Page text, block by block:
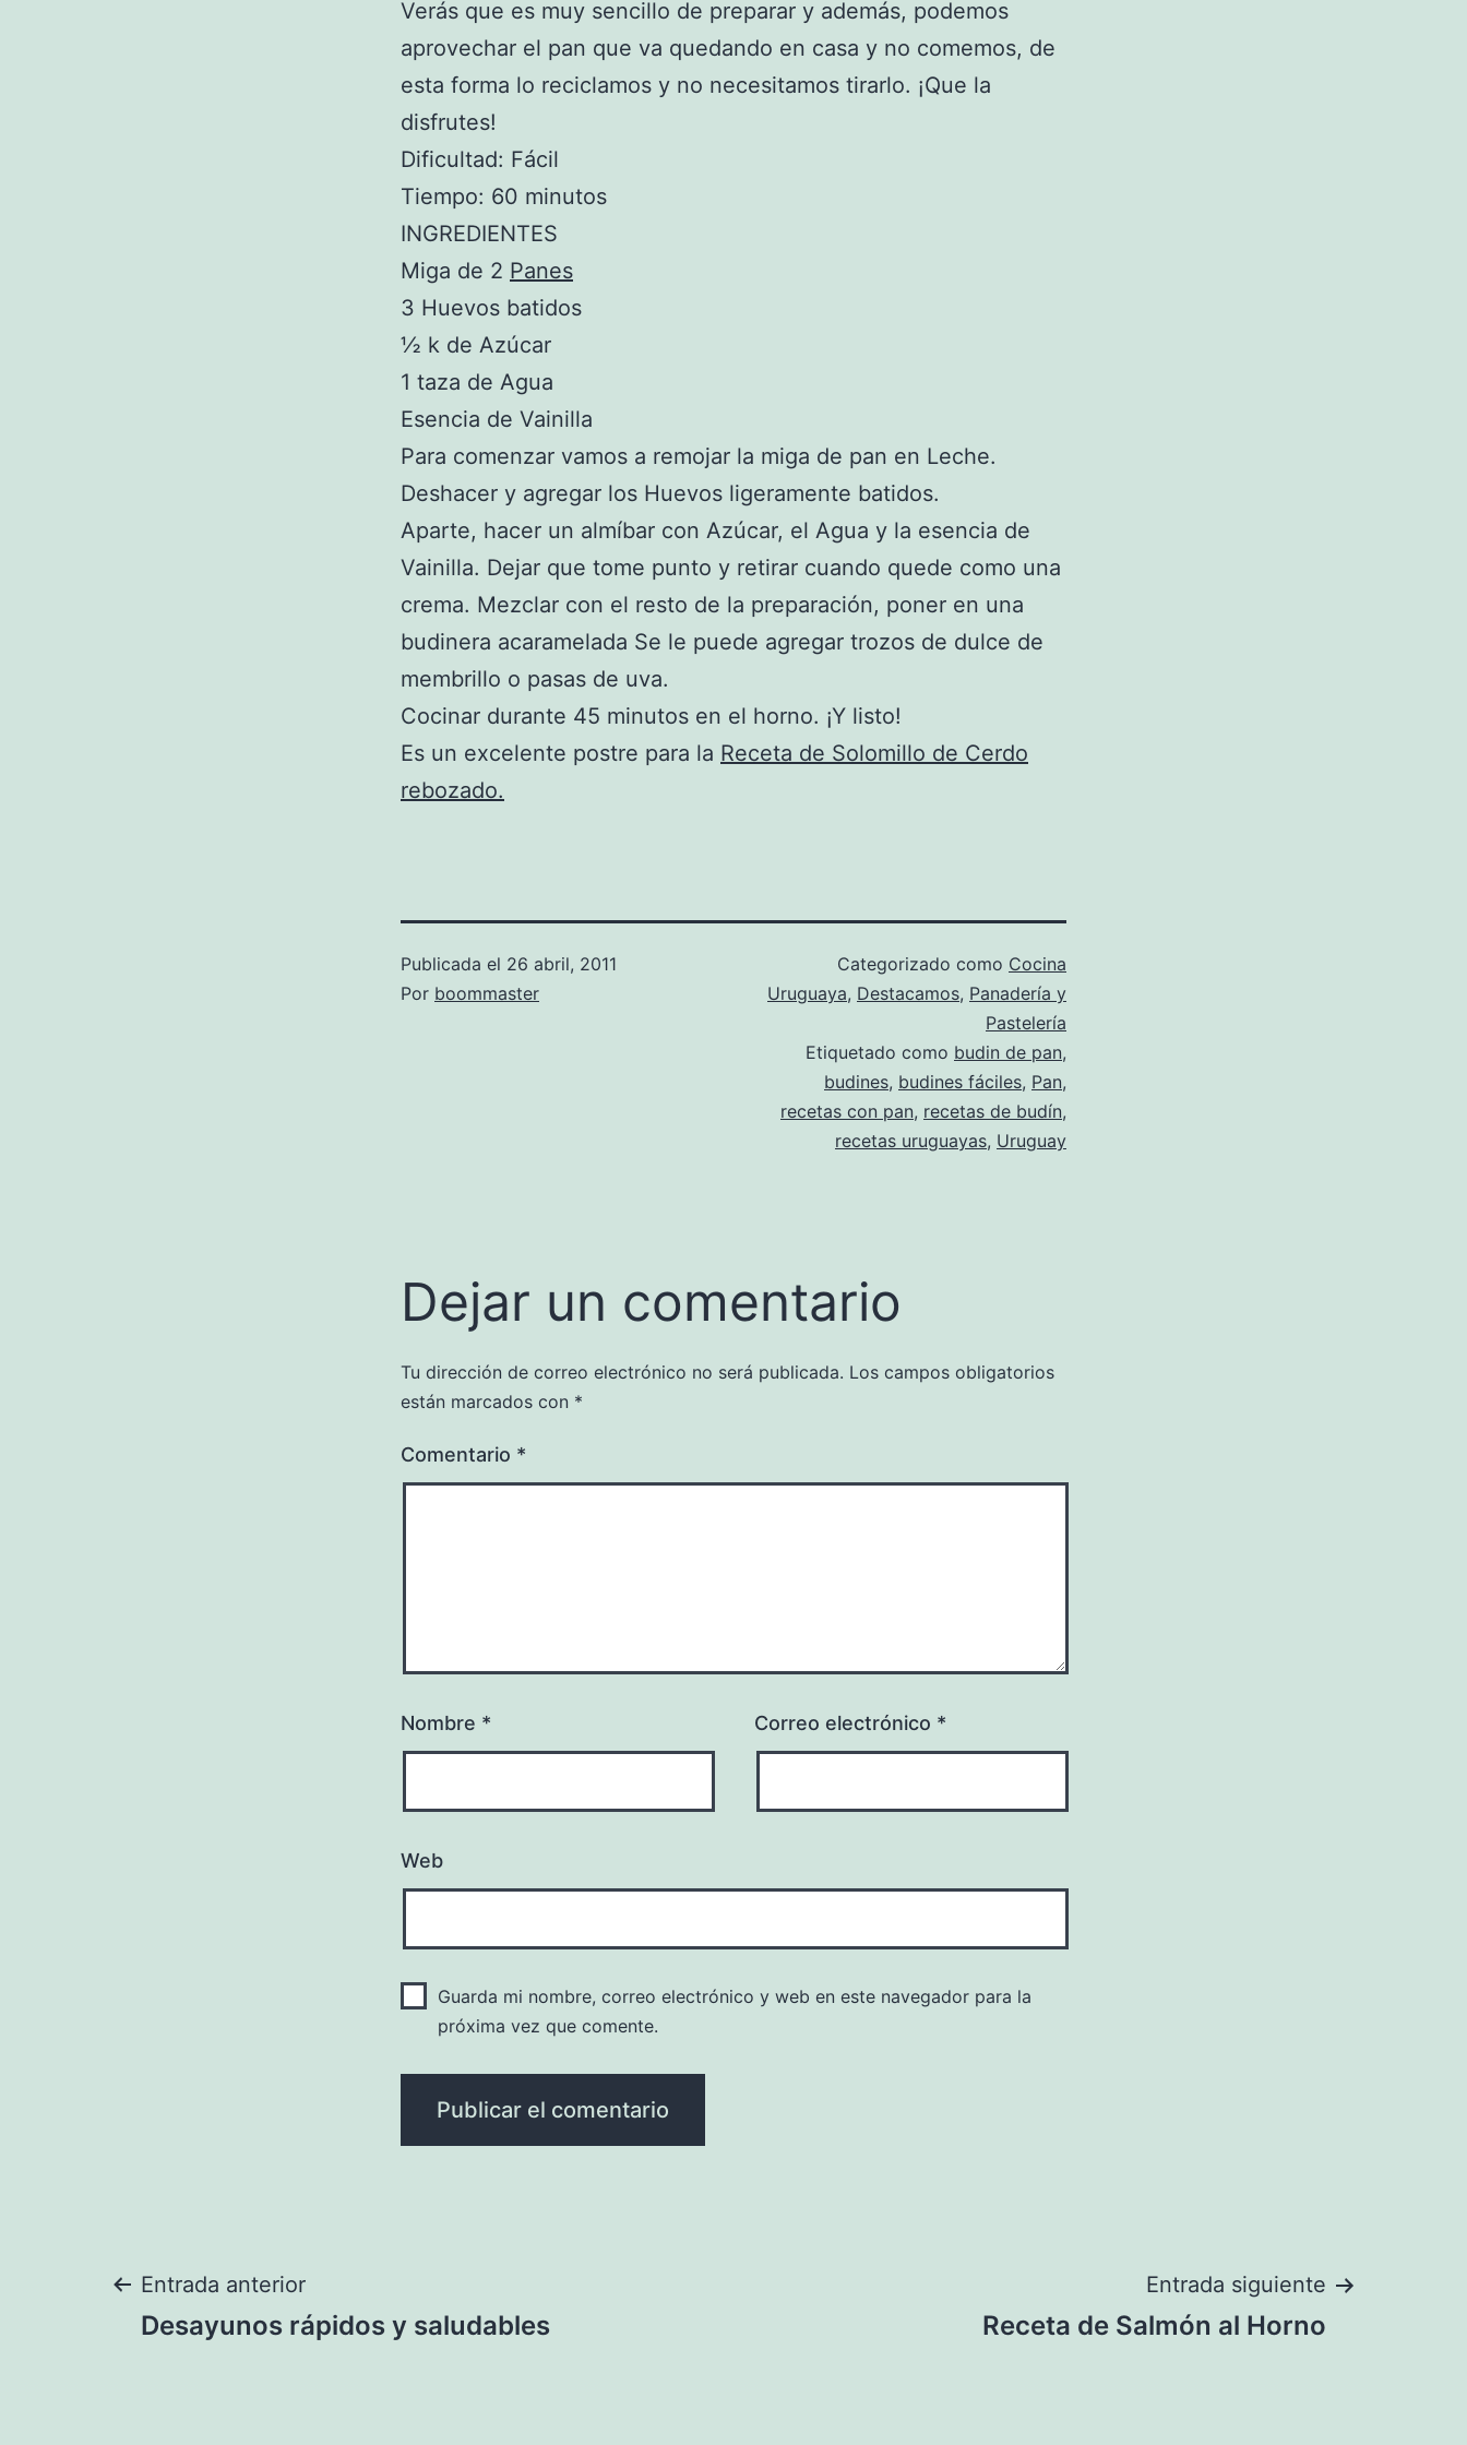
Verás que es muy sencillo de preparar y además, podemos
aprovechar el pan que va quedando en casa y no comemos, de
esta forma lo reciclamos y no necesitamos tirarlo. ¡Que la
disfrutes!
Dificultad: Fácil
Tiempo: 60 minutos
INGREDIENTES
Miga de 2 Panes
3 Huevos batidos
½ k de Azúcar
1 taza de Agua
Esencia de Vainilla
Para comenzar vamos a remojar la miga de pan en Leche.
Deshacer y agregar los Huevos ligeramente batidos.
Aparte, hacer un almíbar con Azúcar, el Agua y la esencia de
Vainilla. Dejar que tome punto y retirar cuando quede como una
crema. Mezclar con el resto de la preparación, poner en una
budinera acaramelada Se le puede agregar trozos de dulce de
membrillo o pasas de uva.
Cocinar durante 45 minutos en el horno. ¡Y listo!
Es un excelente postre para la Receta de Solomillo de Cerdo
rebozado.
Publicada el 26 abril, 2011
Por boommaster
Categorizado como Cocina
Uruguaya, Destacamos, Panadería y
Pastelería
Etiquetado como budin de pan,
budines, budines fáciles, Pan,
recetas con pan, recetas de budín,
recetas uruguayas, Uruguay
Dejar un comentario
Tu dirección de correo electrónico no será publicada. Los campos obligatorios
están marcados con *
Comentario *
Nombre * Correo electrónico *
Web
Guarda mi nombre, correo electrónico y web en este navegador para la
próxima vez que comente.
Navegación
Entrada anterior
Desayunos rápidos y saludables
Entrada siguiente
Receta de Salmón al Horno